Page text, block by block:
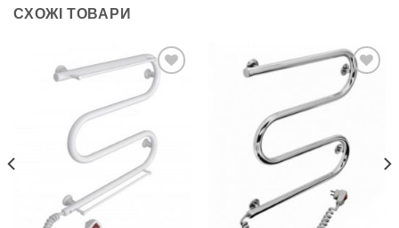
СХОЖІ ТОВАРИ
ДО
СПИСКУ
БАЖАНЬ
ДО
СПИСКУ
БАЖАНЬ